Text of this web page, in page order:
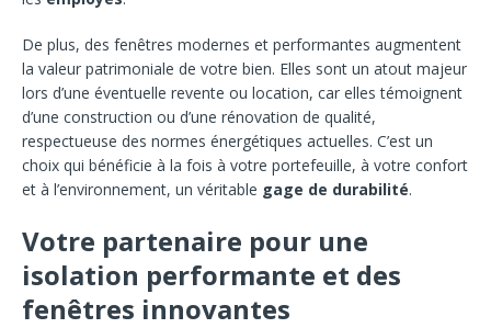
De plus, des fenêtres modernes et performantes augmentent
la valeur patrimoniale de votre bien. Elles sont un atout majeur
lors d’une éventuelle revente ou location, car elles témoignent
d’une construction ou d’une rénovation de qualité,
respectueuse des normes énergétiques actuelles. C’est un
choix qui bénéficie à la fois à votre portefeuille, à votre confort
et à l’environnement, un véritable gage de durabilité.
Votre partenaire pour une
isolation performante et des
fenêtres innovantes